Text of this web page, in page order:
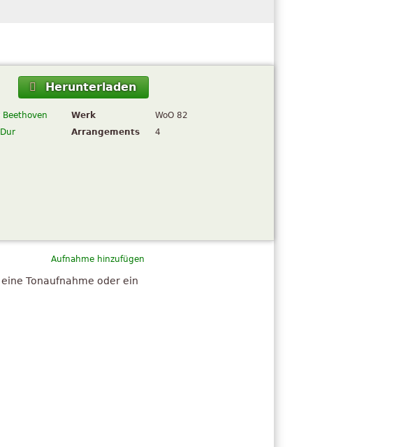
Herunterladen
Beethoven Werk
WoO 82
Dur Arrangements 4
Aufnahme hinzufügen
Tonaufnahme oder ein